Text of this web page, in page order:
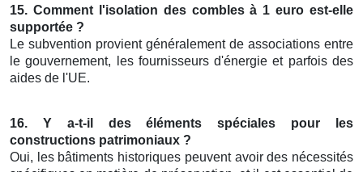
15. Comment l'isolation des combles à 1 euro est-elle
supportée ?
Le subvention provient généralement de associations entre
le gouvernement, les fournisseurs d'énergie et parfois des
aides de l'UE.
16. Y a-t-il des éléments spéciales pour les
constructions patrimoniaux ?
Oui, les bâtiments historiques peuvent avoir des nécessités